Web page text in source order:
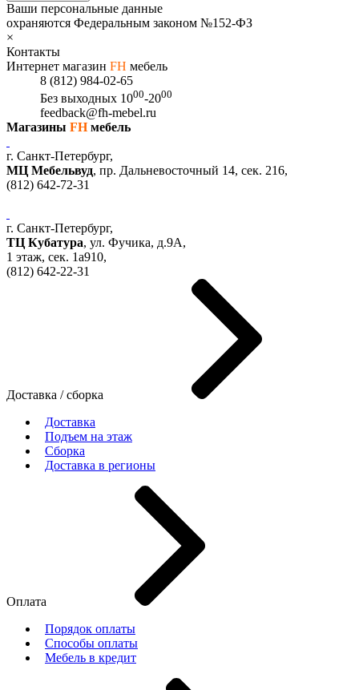
Ваши персональные данные
охраняются Федеральным законом №152-ФЗ
×
Контакты
Интернет магазин FH мебель
8 (812) 984-02-65
Без выходных 1000-2000
feedback@fh-mebel.ru
Магазины FHмебель
г. Санкт-Петербург,
МЦ Мебельвуд, пр. Дальневосточный 14, сек. 216,
(812) 642-72-31
г. Санкт-Петербург,
ТЦ Кубатура, ул. Фучика, д.9А,
1 этаж, сек. 1a910,
(812) 642-22-31
Доставка / сборка
Доставка
Подъем на этаж
Сборка
Доставка в регионы
Оплата
Порядок оплаты
Способы оплаты
Мебель в кредит